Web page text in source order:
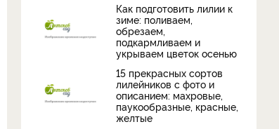
Как подготовить лилии к
зиме: поливаем,
обрезаем,
подкармливаем и
укрываем цветок осенью
15 прекрасных сортов
лилейников с фото и
описанием: махровые,
паукообразные, красные,
желтые